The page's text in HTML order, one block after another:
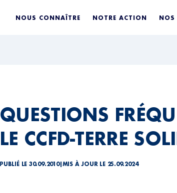
NOUS CONNAÎTRE NOTRE ACTION NOS
QUESTIONS
LE CCFD-TERRE
PUBLIÉ LE 30.09.2010| MIS À JOUR LE 25.09.2024